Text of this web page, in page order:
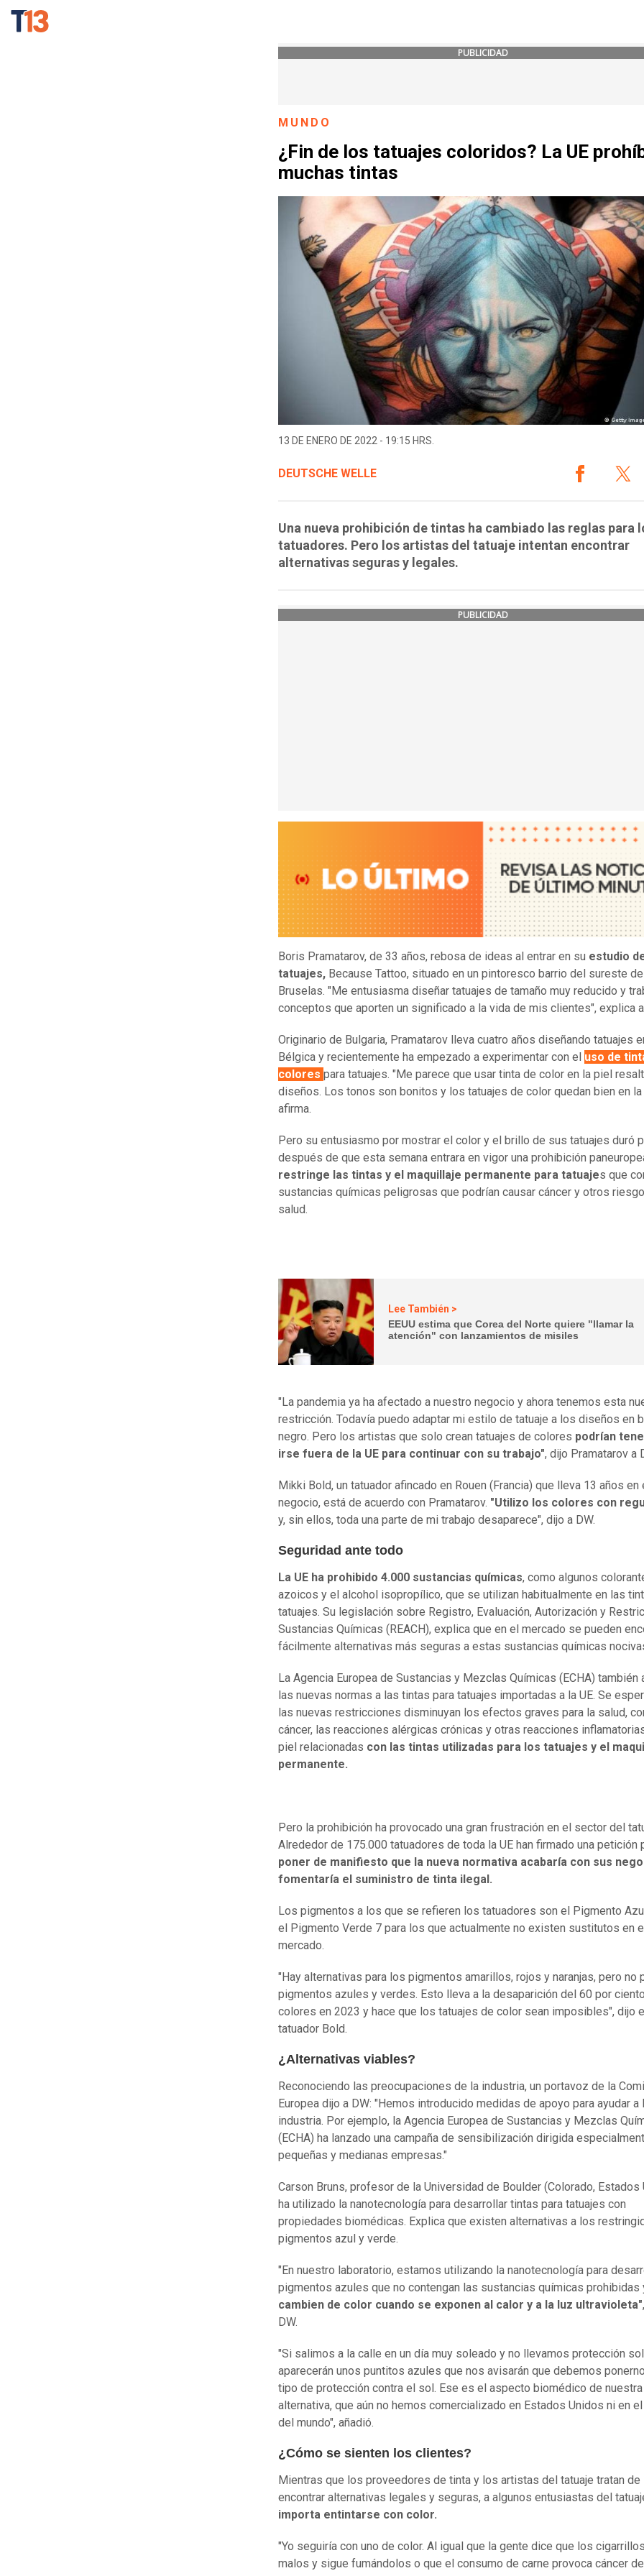
PUBLICIDAD
MUNDO
¿Fin de los tatuajes coloridos? La UE
muchas tintas
13 DE ENERO DE 2022 - 19:15 HRS.
DEUTSCHE WELLE
Una nueva prohibición de tintas ha cambiado las reglas para
tatuadores. Pero los artistas del tatuaje intentan encontrar
alternativas seguras y legales.
PUBLICIDAD
Boris Pramatarov, de 33 años, rebosa de ideas al entrar en su estudio
tatuajes, Because Tattoo, situado en un pintoresco barrio del sureste de
Bruselas. "Me entusiasma diseñar tatuajes de tamaño muy reducido y
conceptos que aporten un significado a la vida de mis clientes", explica a
Originario de Bulgaria, Pramatarov lleva cuatro años diseñando tatuajes
Bélgica y recientemente ha empezado a experimentar con el uso de
colores para tatuajes. "Me parece que usar tinta de color en la piel
diseños. Los tonos son bonitos y los tatuajes de color quedan bien en la
afirma.
Pero su entusiasmo por mostrar el color y el brillo de sus tatuajes duró
después de que esta semana entrara en vigor una prohibición
restringe las tintas y el maquillaje permanente para tatuajes que
sustancias químicas peligrosas que podrían causar cáncer y otros
salud.
Lee También >
EEUU estima que Corea del Norte quiere "llamar la
atención" con lanzamientos de misiles
"La pandemia ya ha afectado a nuestro negocio y ahora tenemos esta
restricción. Todavía puedo adaptar mi estilo de tatuaje a los diseños en
negro. Pero los artistas que solo crean tatuajes de colores podrían
irse fuera de la UE para continuar con su trabajo", dijo Pramatarov a
Mikki Bold, un tatuador afincado en Rouen (Francia) que lleva 13 años en
negocio, está de acuerdo con Pramatarov. "Utilizo los colores con
y, sin ellos, toda una parte de mi trabajo desaparece", dijo a DW.
Seguridad ante todo
La UE ha prohibido 4.000 sustancias químicas, como algunos
azoicos y el alcohol isopropílico, que se utilizan habitualmente en las
tatuajes. Su legislación sobre Registro, Evaluación, Autorización y
Sustancias Químicas (REACH), explica que en el mercado se pueden
fácilmente alternativas más seguras a estas sustancias químicas
La Agencia Europea de Sustancias y Mezclas Químicas (ECHA) también
las nuevas normas a las tintas para tatuajes importadas a la UE. Se
las nuevas restricciones disminuyan los efectos graves para la salud,
cáncer, las reacciones alérgicas crónicas y otras reacciones
piel relacionadas con las tintas utilizadas para los tatuajes y el
permanente.
Pero la prohibición ha provocado una gran frustración en el sector del
Alrededor de 175.000 tatuadores de toda la UE han firmado una petición
poner de manifiesto que la nueva normativa acabaría con sus
fomentaría el suministro de tinta ilegal.
Los pigmentos a los que se refieren los tatuadores son el Pigmento
el Pigmento Verde 7 para los que actualmente no existen sustitutos en
mercado.
"Hay alternativas para los pigmentos amarillos, rojos y naranjas, pero no
pigmentos azules y verdes. Esto lleva a la desaparición del 60 por
colores en 2023 y hace que los tatuajes de color sean imposibles", dijo
tatuador Bold.
¿Alternativas viables?
Reconociendo las preocupaciones de la industria, un portavoz de la
Europea dijo a DW: "Hemos introducido medidas de apoyo para ayudar a
industria. Por ejemplo, la Agencia Europea de Sustancias y Mezclas
(ECHA) ha lanzado una campaña de sensibilización dirigida
pequeñas y medianas empresas."
Carson Bruns, profesor de la Universidad de Boulder (Colorado, Estados
ha utilizado la nanotecnología para desarrollar tintas para tatuajes con
propiedades biomédicas. Explica que existen alternativas a los
pigmentos azul y verde.
"En nuestro laboratorio, estamos utilizando la nanotecnología para
pigmentos azules que no contengan las sustancias químicas prohibidas
cambien de color cuando se exponen al calor y a la luz ultravioleta"
DW.
"Si salimos a la calle en un día muy soleado y no llevamos protección
aparecerán unos puntitos azules que nos avisarán que debemos
tipo de protección contra el sol. Ese es el aspecto biomédico de nuestra
alternativa, que aún no hemos comercializado en Estados Unidos ni en
del mundo", añadió.
¿Cómo se sienten los clientes?
Mientras que los proveedores de tinta y los artistas del tatuaje tratan de
encontrar alternativas legales y seguras, a algunos entusiastas del
importa entintarse con color.
"Yo seguiría con uno de color. Al igual que la gente dice que los
malos y sigue fumándolos o que el consumo de carne provoca cáncer